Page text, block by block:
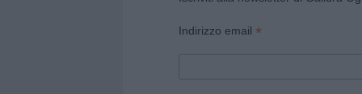
Indirizzo email *